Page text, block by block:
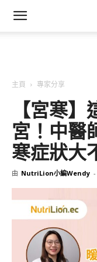
主頁 專家分享
【宮寒
宮！中醫
寒症狀大
由 NutriLion小編Wendy -